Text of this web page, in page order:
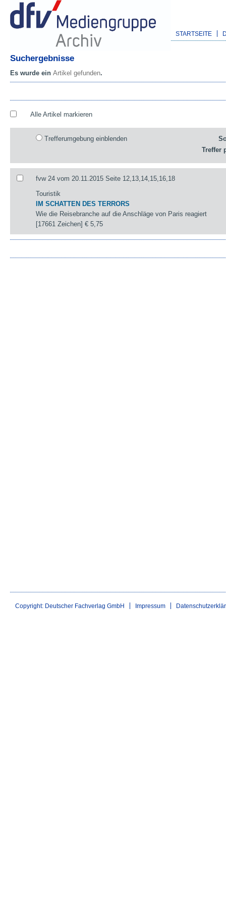
STARTSEITE
Suchergebnisse
Es wurde ein Artikel gefunden.
Alle Artikel markieren
Trefferumgebung einblenden
Treffer
fvw 24 vom 20.11.2015 Seite 12,13,14,15,16,18
Touristik
IM SCHATTEN DES TERRORS
Wie die Reisebranche auf die Anschläge von Paris reagiert
[17661 Zeichen]€ 5,75
Copyright: Deutscher Fachverlag GmbH Impressum